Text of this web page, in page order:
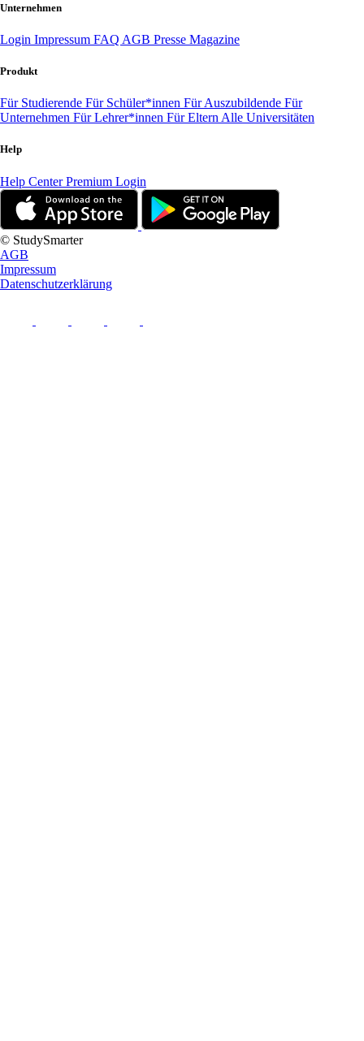
Unternehmen
Login Impressum FAQ AGB Presse Magazine
Produkt
Für Studierende Für Schüler*innen Für Auszubildende Für
Unternehmen Für Lehrer*innen Für Eltern Alle Universitäten
Help
Help CenterPremium Login
© StudySmarter
AGB
Impressum
Datenschutzerklärung